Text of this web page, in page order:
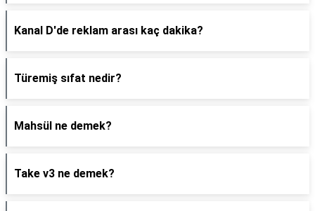
Kanal D'de reklam arası kaç dakika?
Türemiş sıfat nedir?
Mahsül ne demek?
Take v3 ne demek?